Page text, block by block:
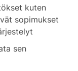
kuten
sopimukset
sen